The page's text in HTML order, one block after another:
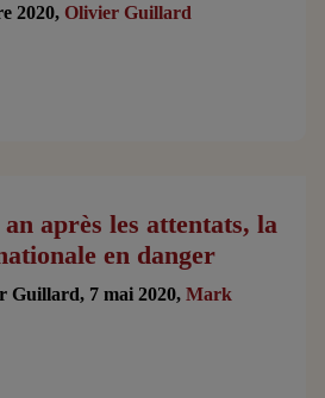
2020,Olivier Guillard
après les attentats, la
en danger
Guillard, 7 mai 2020,Mark